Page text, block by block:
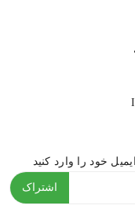
خود را وارد کنید
اشتراک